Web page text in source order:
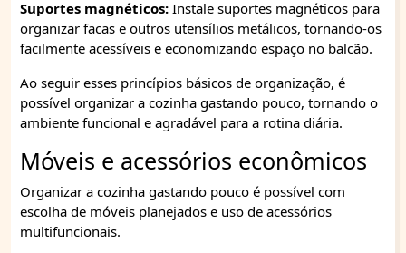
Suportes magnéticos: Instale suportes magnéticos para
organizar facas e outros utensílios metálicos, tornando-os
facilmente acessíveis e economizando espaço no balcão.
Ao seguir esses princípios básicos de organização, é
possível organizar a cozinha gastando pouco, tornando o
ambiente funcional e agradável para a rotina diária.
Móveis e acessórios econômicos
Organizar a cozinha gastando pouco é possível com
escolha de móveis planejados e uso de acessórios
multifuncionais.